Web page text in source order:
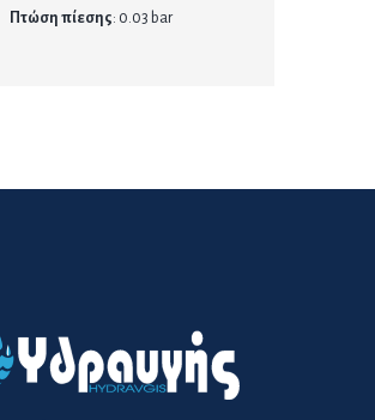
Πτώση πίεσης: 0.03 bar